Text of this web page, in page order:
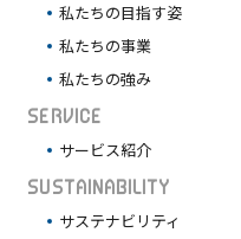
私たちの目指す姿
私たちの事業
私たちの強み
SERVICE
サービス紹介
SUSTAINABILITY
サステナビリティ